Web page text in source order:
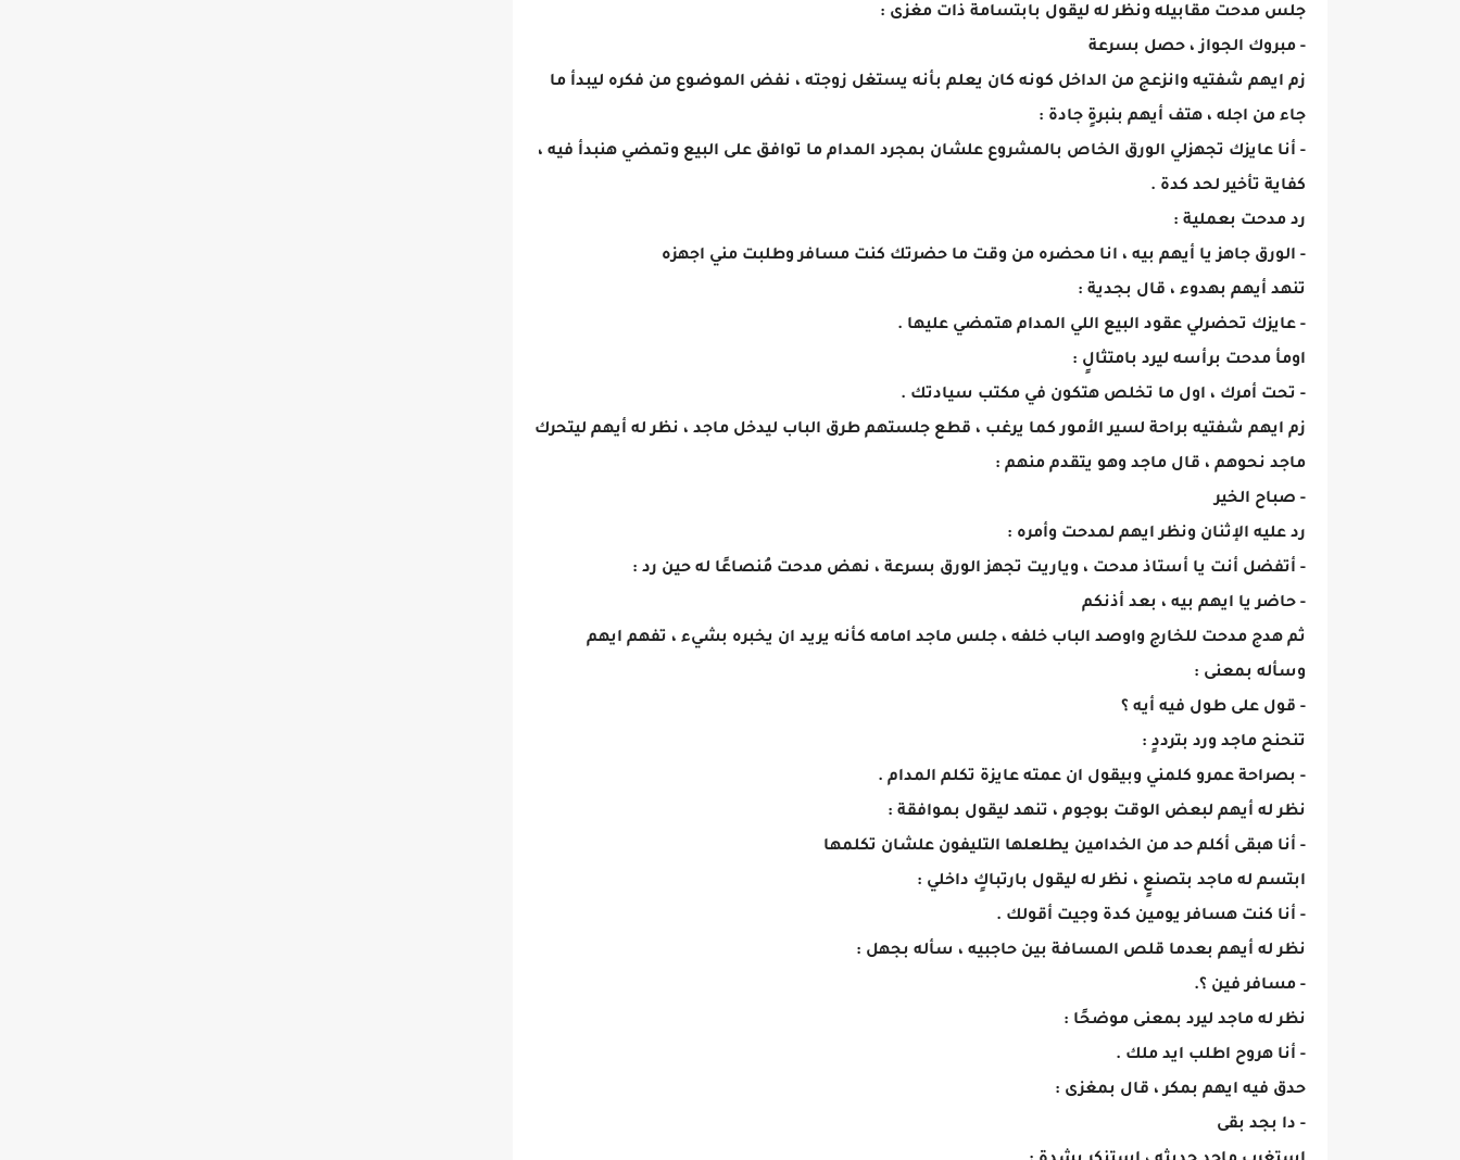
جلس مدحت مقابيله ونظر له ليقول بابتسامة ذات مغزى :
- مبروك الجواز ، حصل بسرعة
زم ايهم شفتيه وانزعج من الداخل كونه كان يعلم بأنه يستغل زوجته ، نفض الموضوع من فكره ليبدأ ما
جاء من اجله ، هتف أيهم بنبرةٍ جادة :
- أنا عايزك تجهزلي الورق الخاص بالمشروع علشان بمجرد المدام ما توافق على البيع وتمضي هنبدأ فيه ،
كفاية تأخير لحد كدة .
رد مدحت بعملية :
- الورق جاهز يا أيهم بيه ، انا محضره من وقت ما حضرتك كنت مسافر وطلبت مني اجهزه
تنهد أيهم بهدوء ، قال بجدية :
- عايزك تحضرلي عقود البيع اللي المدام هتمضي عليها .
اومأ مدحت برأسه ليرد بامتثالٍ :
- تحت أمرك ، اول ما تخلص هتكون في مكتب سيادتك .
زم ايهم شفتيه براحة لسير الأمور كما يرغب ، قطع جلستهم طرق الباب ليدخل ماجد ، نظر له أيهم ليتحرك
ماجد نحوهم ، قال ماجد وهو يتقدم منهم :
- صباح الخير
رد عليه الإثنان ونظر ايهم لمدحت وأمره :
- أتفضل أنت يا أستاذ مدحت ، وياريت تجهز الورق بسرعة ، نهض مدحت مُنصاعًا له حين رد :
- حاضر يا ايهم بيه ، بعد أذنكم
ثم هدج مدحت للخارج واوصد الباب خلفه ، جلس ماجد امامه كأنه يريد ان يخبره بشيء ، تفهم ايهم
وسأله بمعنى :
- قول على طول فيه أيه ؟
تنحنح ماجد ورد بترددٍ :
- بصراحة عمرو كلمني وبيقول ان عمته عايزة تكلم المدام .
نظر له أيهم لبعض الوقت بوجوم ، تنهد ليقول بموافقة :
- أنا هبقى أكلم حد من الخدامين يطلعلها التليفون علشان تكلمها
ابتسم له ماجد بتصنعٍ ، نظر له ليقول بارتباكٍ داخلي :
- أنا كنت هسافر يومين كدة وجيت أقولك .
نظر له أيهم بعدما قلص المسافة بين حاجبيه ، سأله بجهل :
- مسافر فين ؟.
نظر له ماجد ليرد بمعنى موضحًا :
- أنا هروح اطلب ايد ملك .
حدق فيه ايهم بمكر ، قال بمغزى :
- دا بجد بقى